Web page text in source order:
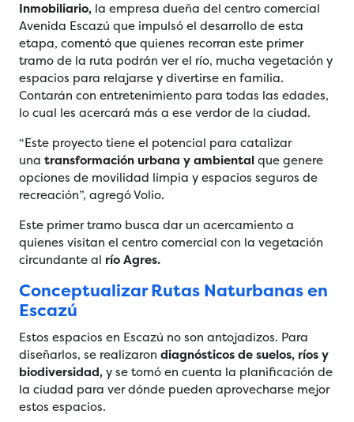
Inmobiliario, la empresa dueña del centro comercial
Avenida Escazú que impulsó el desarrollo de esta
etapa, comentó que quienes recorran este primer
tramo de la ruta podrán ver el río, mucha vegetación y
espacios para relajarse y divertirse en familia.
Contarán con entretenimiento para todas las edades,
lo cual les acercará más a ese verdor de la ciudad.
“Este proyecto tiene el potencial para catalizar
una transformación urbana y ambiental que genere
opciones de movilidad limpia y espacios seguros de
recreación”, agregó Volio.
Este primer tramo busca dar un acercamiento a
quienes visitan el centro comercial con la vegetación
circundante al río Agres.
Conceptualizar Rutas Naturbanas en
Escazú
Estos espacios en Escazú no son antojadizos. Para
diseñarlos, se realizaron diagnósticos de suelos, ríos y
biodiversidad, y se tomó en cuenta la planificación de
la ciudad para ver dónde pueden aprovecharse mejor
estos espacios.